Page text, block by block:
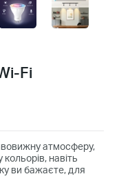
Fi
атмосферу,
навіть
ви бажаєте, для